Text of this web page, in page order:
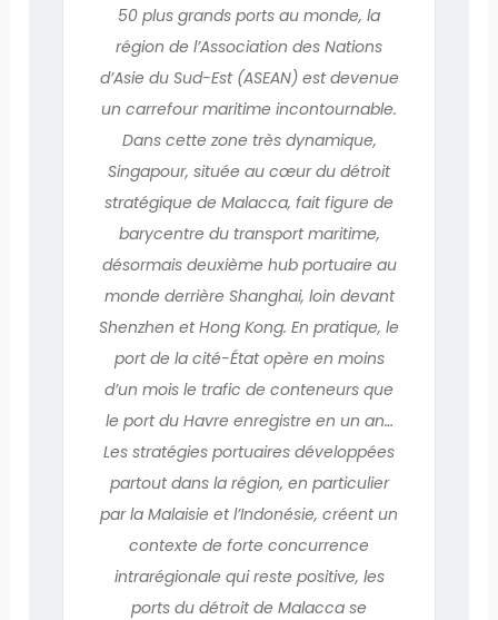
50 plus grands ports au monde, la
région de l’Association des Nations
d’Asie du Sud-Est (ASEAN) est devenue
un carrefour maritime incontournable.
Dans cette zone très dynamique,
Singapour, située au cœur du détroit
stratégique de Malacca, fait figure de
barycentre du transport maritime,
désormais deuxième hub portuaire au
monde derrière Shanghai, loin devant
Shenzhen et Hong Kong. En pratique, le
port de la cité-État opère en moins
d’un mois le trafic de conteneurs que
le port du Havre enregistre en un an…
Les stratégies portuaires développées
partout dans la région, en particulier
par la Malaisie et l’Indonésie, créent un
contexte de forte concurrence
intrarégionale qui reste positive, les
ports du détroit de Malacca se